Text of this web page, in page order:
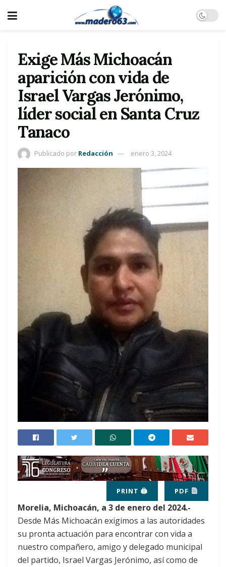
Exige Más Michoacán
aparición con vida de
Israel Vargas Jerónimo,
líder social en Santa Cruz
Tanaco
Publicado por Redacción enero 3, 2024
PRINT 🖨 PDF
Morelia, Michoacán, a 3 de enero del 2024.-
Desde Más Michoacán exigimos a las autoridades
su pronta actuación para encontrar con vida a
nuestro compañero, amigo y delegado municipal
del partido, Israel Vargas Jerónimo, así como de